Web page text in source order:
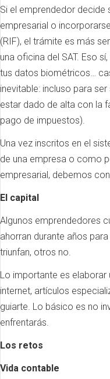
Si el emprendedor decide
empresarial o
(RIF), el trámite es más
una oficina del SAT. Eso
tus datos biométricos…
inevitable: incluso para
estar dado de alta con la
pago de impuestos).
Una vez inscritos en el
de una empresa o como
empresarial, debemos
El capital
Algunos emprendedores
ahorran durante años
triunfan, otros no.
Lo importante es elaborar
internet, artículos
guiarte. Lo básico es no
enfrentarás.
Los retos
Vida contable